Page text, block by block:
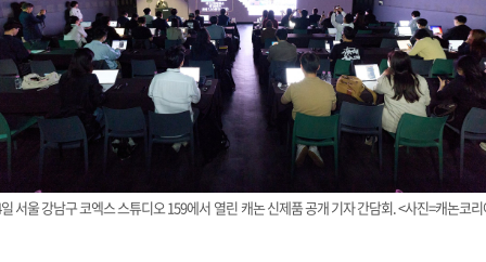
서울 강남구 코엑스 스튜디오 159에서 열린 캐논 신제품 공개 기자 간담회. <사진=캐논코